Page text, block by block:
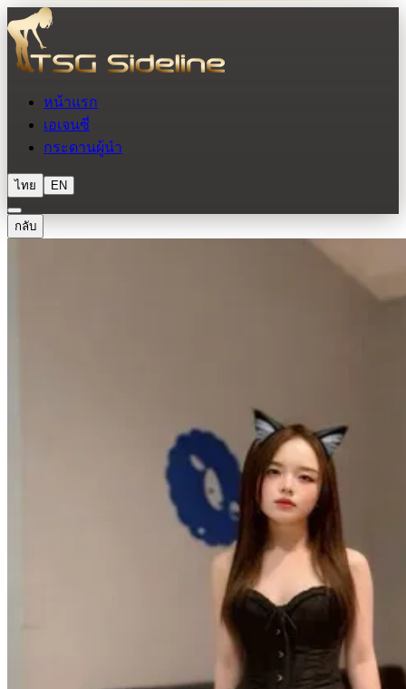
หน้าแรก
เอเจนซี่
กระดานผู้นำ
ไทย EN
กลับ